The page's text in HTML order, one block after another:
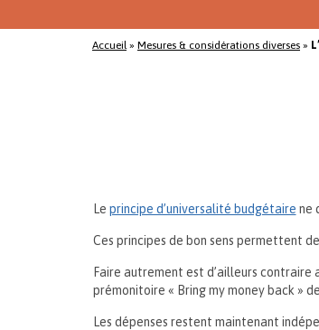
Accueil» Mesures & considérations diverses »
Le principe d’universalité budgétaire ne
Ces principes de bon sens permettent
Faire autrement est d’ailleurs contraire
prémonitoire « Bring my money back »
Les dépenses restent maintenant